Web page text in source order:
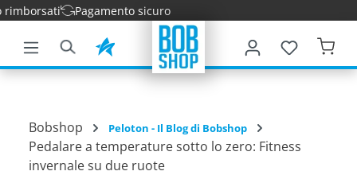
principale
Pagamento sicuro
Bobshop Peloton - Il Blog di Bobshop
Pedalare a temperature sotto lo zero: Fitness
invernale su due ruote